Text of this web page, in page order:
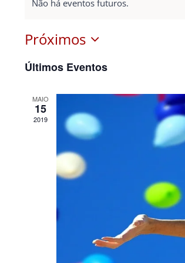
Não há eventos futuros.
Próximos
Selecione
a
Últimos Eventos
MAIO
15
2019